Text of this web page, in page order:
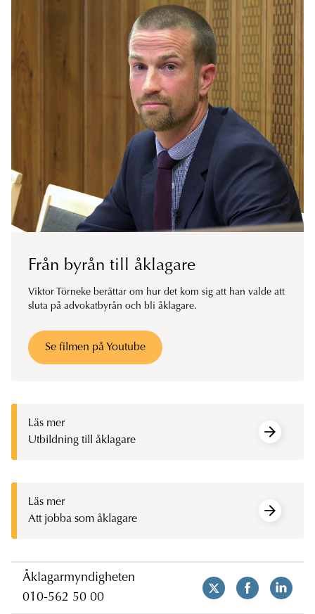
Från byrån till åklagare
Viktor Törneke berättar om hur det kom sig att han valde att
sluta på advokatbyrån och bli åklagare.
Se filmen på Youtube
Läs mer
Utbildning till åklagare
Läs mer
Att jobba som åklagare
Åklagarmyndigheten
010-562 50 00